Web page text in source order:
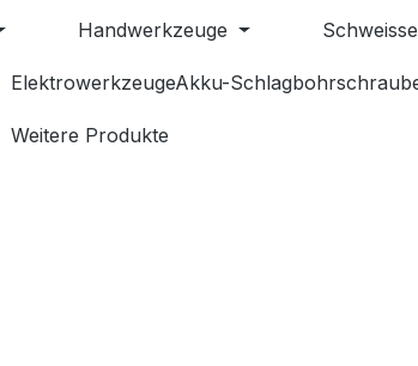
Handwerkzeuge
ElektrowerkzeugeAkku-
Weitere Produkte